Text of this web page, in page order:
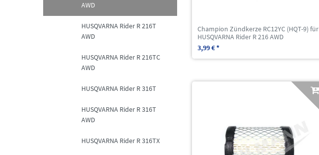
AWD
HUSQVARNA Rider R 216T
AWD
HUSQVARNA Rider R 216TC
AWD
HUSQVARNA Rider R 316T
HUSQVARNA Rider R 316T
AWD
HUSQVARNA Rider R 316TX
Champion Zündkerze RC12YC (HQT-9) für
HUSQVARNA Rider R 216 AWD
3,99 € *